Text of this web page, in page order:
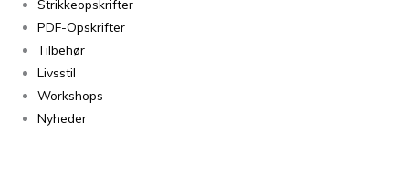
Strikkeopskrifter
PDF-Opskrifter
Tilbehør
Livsstil
Workshops
Nyheder